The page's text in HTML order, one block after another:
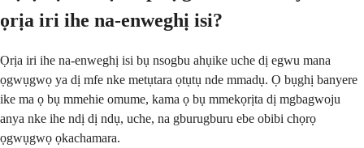
ọrịa iri ihe na-enweghị isi?
Ọrịa iri ihe na-enweghị isi bụ nsogbu ahụike uche dị egwu mana
ọgwụgwọ ya dị mfe nke metụtara ọtụtụ nde mmadụ. Ọ bụghị banyere
ike ma ọ bụ mmehie omume, kama ọ bụ mmekọrịta dị mgbagwoju
anya nke ihe ndị dị ndụ, uche, na gburugburu ebe obibi chọrọ
ọgwụgwọ ọkachamara.